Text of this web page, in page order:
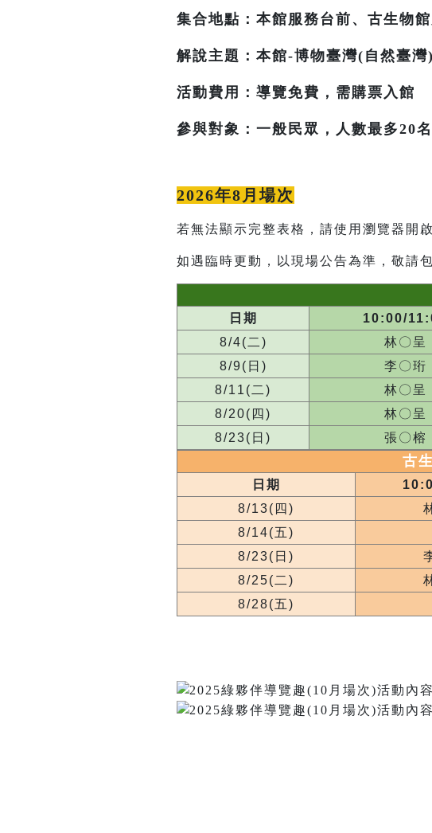
集合地點：本館服務台前、古生物
解說主題：本館-博物臺灣(自然臺
活動費用：導覽免費，需購票入館
參與對象：一般民眾，人數最多20名
2026年8月場次
若無法顯示完整表格，請使用瀏覽器開
如遇臨時更動，以現場公告為準，敬請包
日期 10:00/
8/4(二)
林〇呈
8/9(日)
李〇珩
8/11(二)
林〇呈
8/20(四)
林〇呈
8/23(日)
張〇榕
古
日期
8/13(四)
8/14(五)
8/23(日)
8/25(二)
8/28(五)